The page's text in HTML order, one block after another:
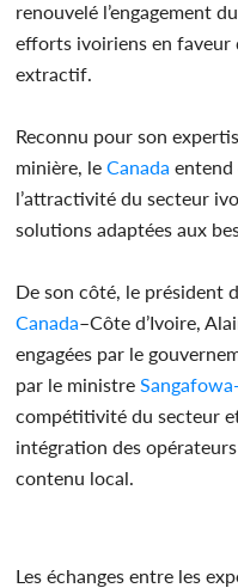
renouvelé l’engagement du
efforts ivoiriens en faveur
extractif.
Reconnu pour son
minière, le Canada
l’attractivité du secteur
solutions adaptées aux
De son côté, le président
Canada–Côte d’Ivoire,
engagées par le
par le ministre
compétitivité du secteur
intégration des
contenu local.
Les échanges entre les